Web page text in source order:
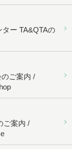
ー TA&QTAの
のご案内 /
ご案内 /